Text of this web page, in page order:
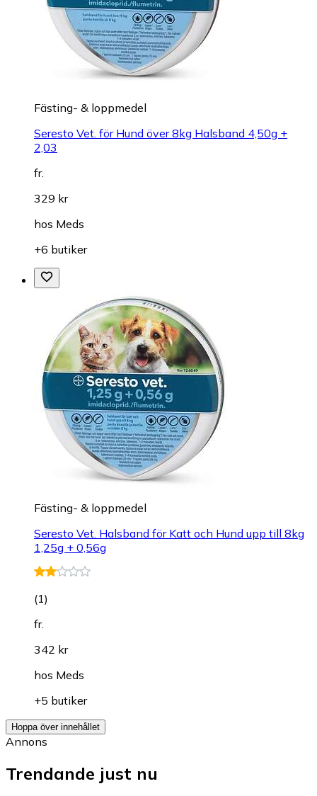
Fästing- & loppmedel
Seresto Vet. för Hund över 8kg Halsband 4,50g +
2,03
fr.
329 kr
hos Meds
+6 butiker
Fästing- & loppmedel
Seresto Vet. Halsband för Katt och Hund upp till 8kg
1,25g + 0,56g
(1)
fr.
342 kr
hos Meds
+5 butiker
Hoppa över innehållet
Annons
Trendande just nu